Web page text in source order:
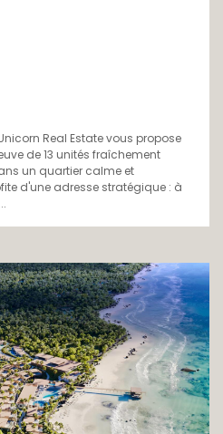
Real Estate vous propose
de 13 unités fraîchement
un quartier calme et
d'une adresse stratégique : à